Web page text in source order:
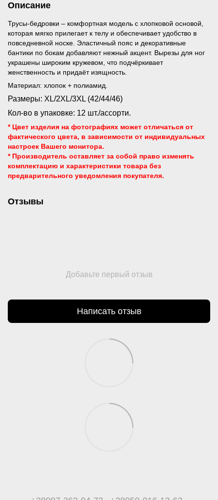
Описание
Трусы-бедровки – комфортная модель с хлопковой основой,
которая мягко прилегает к телу и обеспечивает удобство в
повседневной носке. Эластичный пояс и декоративные
бантики по бокам добавляют нежный акцент. Вырезы для ног
украшены широким кружевом, что подчёркивает
женственность и придаёт изящность.
Материал: хлопок + полиамид.
Размеры: XL/2XL/3XL (42/44/46)
Кол-во в упаковке: 12 шт./ассорти.
* Цвет изделия на фотографиях может отличаться от
фактического цвета, в зависимости от индивидуальных
настроек Вашего монитора.
* Производитель оставляет за собой право изменять
комплектацию и характеристики товара без
предварительного уведомления покупателя.
Отзывы
Добавьте первый отзыв
Написать отзыв